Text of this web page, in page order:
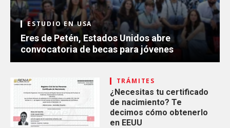
ESTUDIO EN USA
Eres de Petén, Estados Unidos abre
convocatoria de becas para jóvenes
TRÁMITES
¿Necesitas tu certificado
de nacimiento? Te
decimos cómo obtenerlo
en EEUU